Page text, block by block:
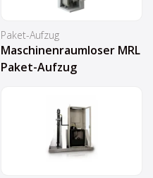
Paket-Aufzug
Maschinenraumloser MRL
Paket-Aufzug